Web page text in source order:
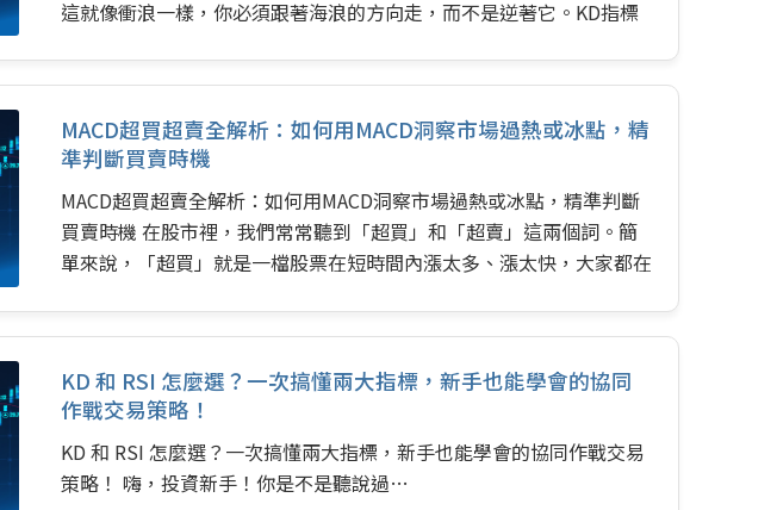
這就像衝浪一樣，你必須跟著海浪的方向走，而不是逆著它。KD指標
將教你一個更聰明的用法：「KD指標順勢交易法」，讓你學會如何讓
趨勢成為你的盟友！ 一、…
MACD超買超賣全解析：如何用MACD洞察市場過熱或冰點，精
準判斷買賣時機
MACD超買超賣全解析：如何用MACD洞察市場過熱或冰點，精準判斷
買賣時機 在股市裡，我們常常聽到「超買」和「超賣」這兩個詞。簡
單來說，「超買」就是一檔股票在短時間內漲太多、漲太快，大家都在
特的方式來告訴你，市場情緒是不是已經過熱或太冷了。這篇文章會用
最簡單的方式，教你如何像個偵探一樣，用MACD找出這些機會。 一、
…
KD 和 RSI 怎麼選？一次搞懂兩大指標，新手也能學會的協同
作戰交易策略！
KD 和 RSI 怎麼選？一次搞懂兩大指標，新手也能學會的協同作戰交易
策略！ 嗨，投資新手！你是不是聽說過…